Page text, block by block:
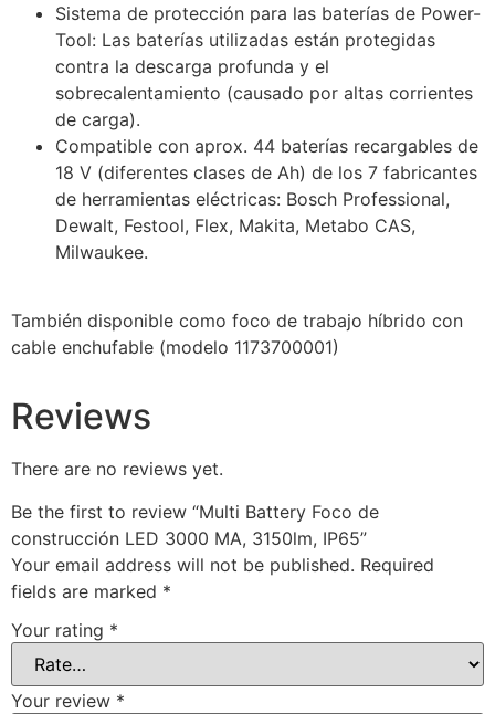
Sistema de protección para las baterías de Power-
Tool: Las baterías utilizadas están protegidas
contra la descarga profunda y el
sobrecalentamiento (causado por altas corrientes
de carga).
Compatible con aprox. 44 baterías recargables de
18 V (diferentes clases de Ah) de los 7 fabricantes
de herramientas eléctricas: Bosch Professional,
Dewalt, Festool, Flex, Makita, Metabo CAS,
Milwaukee.
También disponible como foco de trabajo híbrido con
cable enchufable (modelo 1173700001)
Reviews
There are no reviews yet.
Be the first to review “Multi Battery Foco de
construcción LED 3000 MA, 3150lm, IP65”
Your email address will not be published. Required
fields are marked *
Your rating *
Your review *